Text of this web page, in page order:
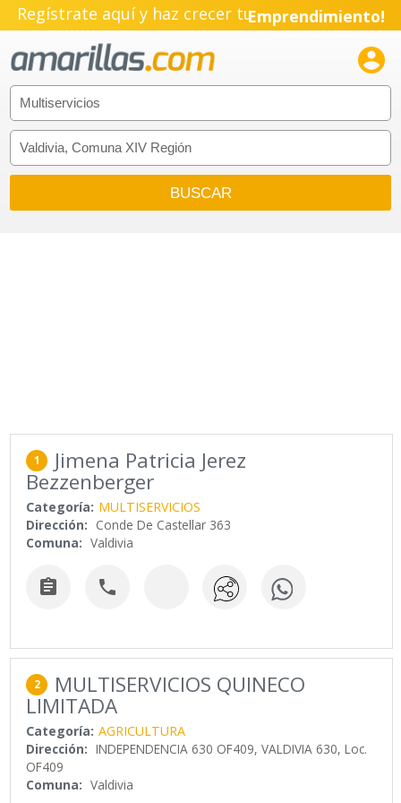
Regístrate aquí y haz crecer tuEmprendimiento!

1 Jimena Patricia Jerez
Bezzenberger
Categoría: MULTISERVICIOS
Dirección: Conde De Castellar 363
Comuna: Valdivia
 
2 MULTISERVICIOS QUINECO
LIMITADA
Categoría: AGRICULTURA
Dirección: INDEPENDENCIA 630 OF409, VALDIVIA 630, Loc.
OF409
Comuna: Valdivia